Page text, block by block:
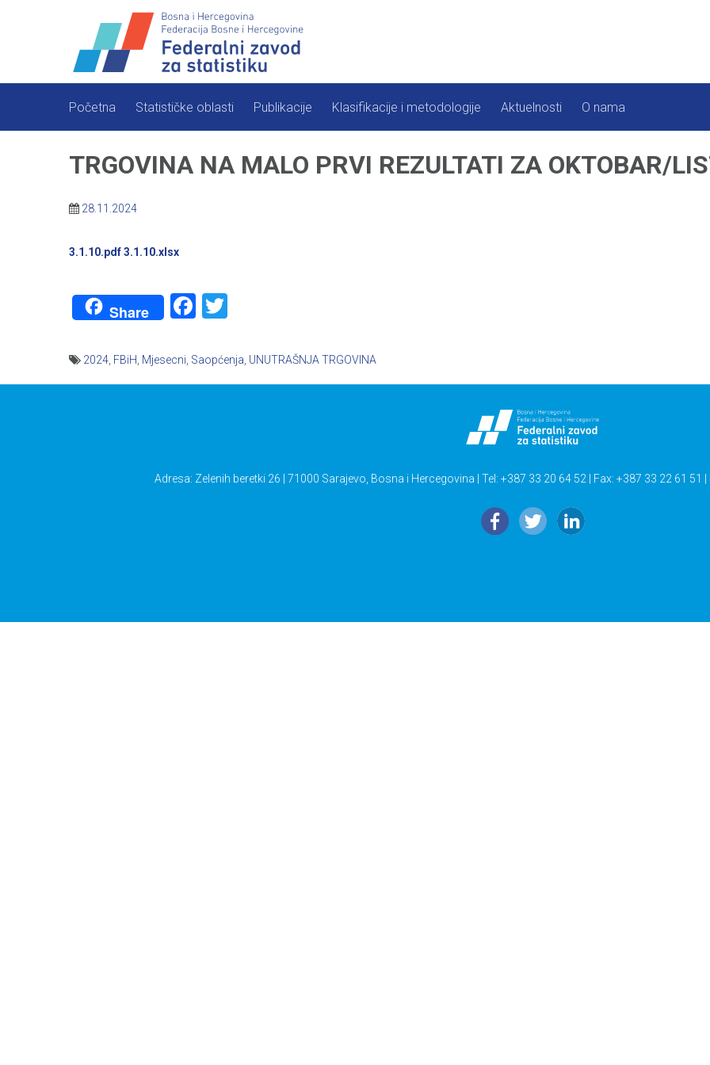
Početna Statističke oblasti Publikacije Klasifikacije i metodologije Aktuelnosti O nama
TRGOVINA NA MALO PRVI REZULTATI ZA OKTOBAR/
28.11.2024
3.1.10.pdf3.1.10.xlsx
Share Facebook
2024 FBiH Mjesecni Saopćenja UNUTRAŠNJA TRGOVINA
Adresa: Zelenih beretki 26 | 71000 Sarajevo, Bosna i Hercegovina | Tel: +387 33 20 64 52 | Fax: +387 33 22 61 51 |